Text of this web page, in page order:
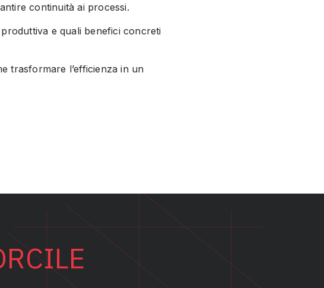
continuità ai processi.
e quali benefici concreti
trasformare l’efficienza in un